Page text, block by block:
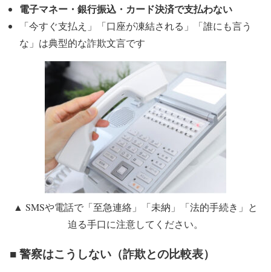
電子マネー・銀行振込・カード決済で支払わない
「今すぐ支払え」「口座が凍結される」「誰にも言う
な」 は典型的な詐欺文言です
▲ SMSや電話で「至急連絡」「未納」「法的手続き」と
迫る手口に注意してください。
■ 警察はこうしない（詐欺との比較表）